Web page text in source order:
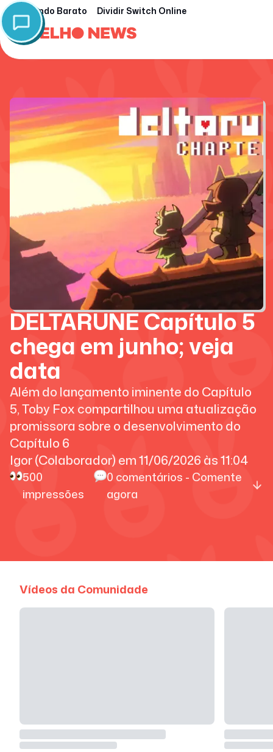
Nintendo Barato Dividir Switch Online
DELTARUNE Capítulo 5
chega em junho; veja
data
Além do lançamento iminente do Capítulo
5, Toby Fox compartilhou uma atualização
promissora sobre o desenvolvimento do
Capítulo 6
Igor (Colaborador) em11/06/2026 às11:04
500
impressões
0 comentários - Comente
agora
Vídeos da Comunidade